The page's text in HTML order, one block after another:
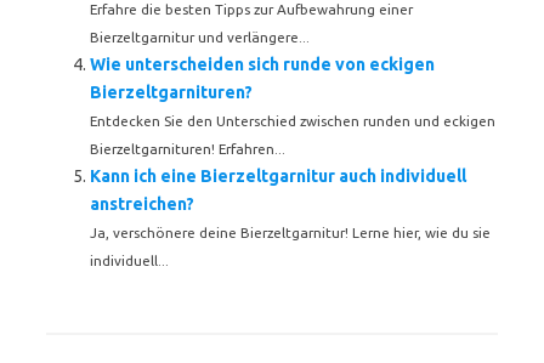
Erfahre die besten Tipps zur Aufbewahrung einer
Bierzeltgarnitur und verlängere...
Wie unterscheiden sich runde von eckigen
Bierzeltgarnituren?
Entdecken Sie den Unterschied zwischen runden und eckigen
Bierzeltgarnituren! Erfahren...
Kann ich eine Bierzeltgarnitur auch individuell
anstreichen?
Ja, verschönere deine Bierzeltgarnitur! Lerne hier, wie du sie
individuell...